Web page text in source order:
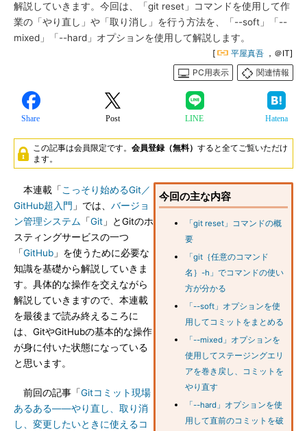
解説していきます。今回は、「git reset」コマンドを使用して作
業の「やり直し」や「取り消し」を行う方法を、「--soft」「--
mixed」「--hard」オプションを使用して解説します。
[ 平屋真吾 ，＠IT]
PC用表示
関連情報
Share Post LINE Hatena
この記事は会員限定です。 会員登録（無料） すると全てご覧いただけ
ます。
今回の主な内容
「git reset」コマンドの概
要
「git｛任意のコマンド
名｝-h」でコマンドの使い
方が分かる
「--soft」オプションを使
用してコミットをまとめる
「--mixed」オプションを
使用してステージングエリ
アを巻き戻し、コミットを
やり直す
「--hard」オプションを使
用して直前のコミットを破
本連載「 こっそり始めるGit／
GitHub超入門 」では、 バージョ
ン管理システム 「Git 」とGitのホ
スティングサービスの一つ
「GitHub 」を使うために必要な
知識を基礎から解説していきま
す。具体的な操作を交えながら
解説していきますので、本連載
を最後まで読み終えるころに
は、GitやGitHubの基本的な操作
が身に付いた状態になっている
と思います。
前回の記事「Gitコミット現場
あるある――やり直し、取り消
し、変更したいときに使えるコ